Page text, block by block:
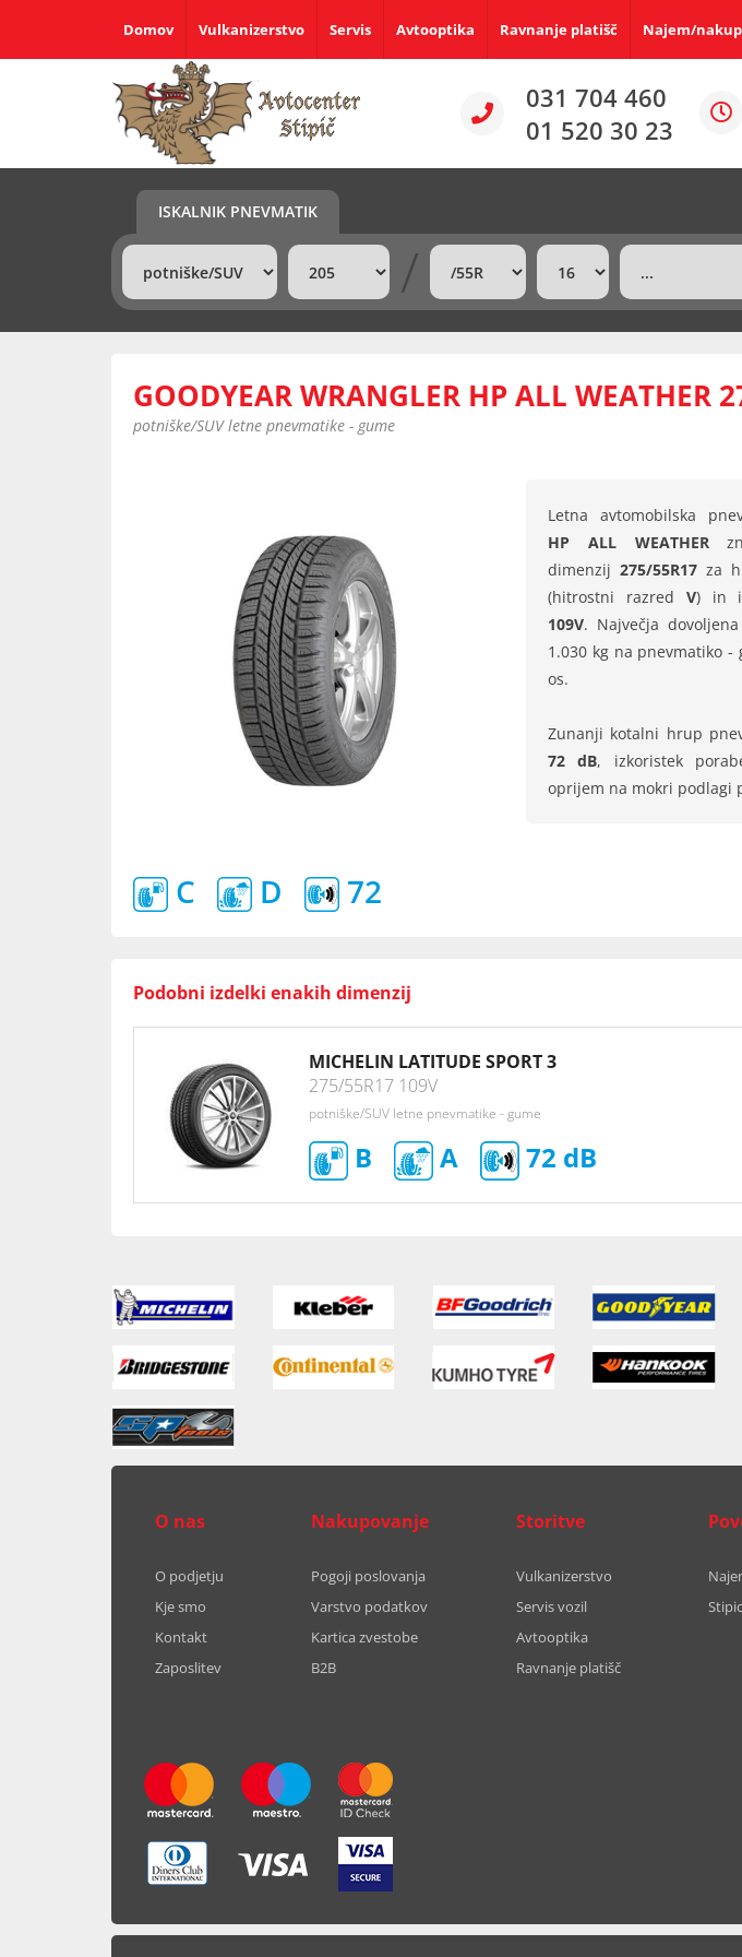
Domov Vulkanizerstvo Servis Avtooptika Ravnanje platišč Najem/
031 704 460
01 520 30 23
ISKALNIK PNEVMATIK
/
GOODYEAR WRANGLER HP ALL WEATHER
potniške/SUV letne pnevmatike - gume
Letna avtomobilska
HP ALL WEATHER
dimenzij275/55R17 za
(hitrostni razred V) in
109V. Največja
1.030 kg na pnevmatiko -
os.
Zunanji kotalni hrup
72 dB, izkoristek
oprijem na mokri podlagi
C D 72
Podobni izdelki enakih dimenzij
MICHELIN LATITUDE SPORT 3
275/55R17 109V
potniške/SUV letne pnevmatike - gume
B A 72
O nas
O podjetju
Kje smo
Kontakt
Zaposlitev
Nakupovanje
Pogoji poslovanja
Varstvo podatkov
Kartica zvestobe
B2B
Storitve
Vulkanizerstvo
Servis vozil
Avtooptika
Ravnanje platišč